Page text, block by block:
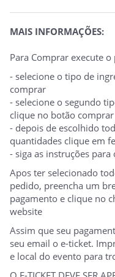
MAIS INFORMAÇÕES:
Para Comprar execute
- selecione o tipo de
comprar
- selecione o segundo
clique no botão comprar
- depois de escolhido
quantidades clique em
- siga as instruções para
Apos ter selecionado
pedido, preencha um
pagamento e clique no
website
Assim que seu
seu email o e-ticket.
e local do evento para